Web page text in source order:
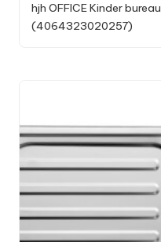
hjh OFFICE Kinder
(4064323020257)